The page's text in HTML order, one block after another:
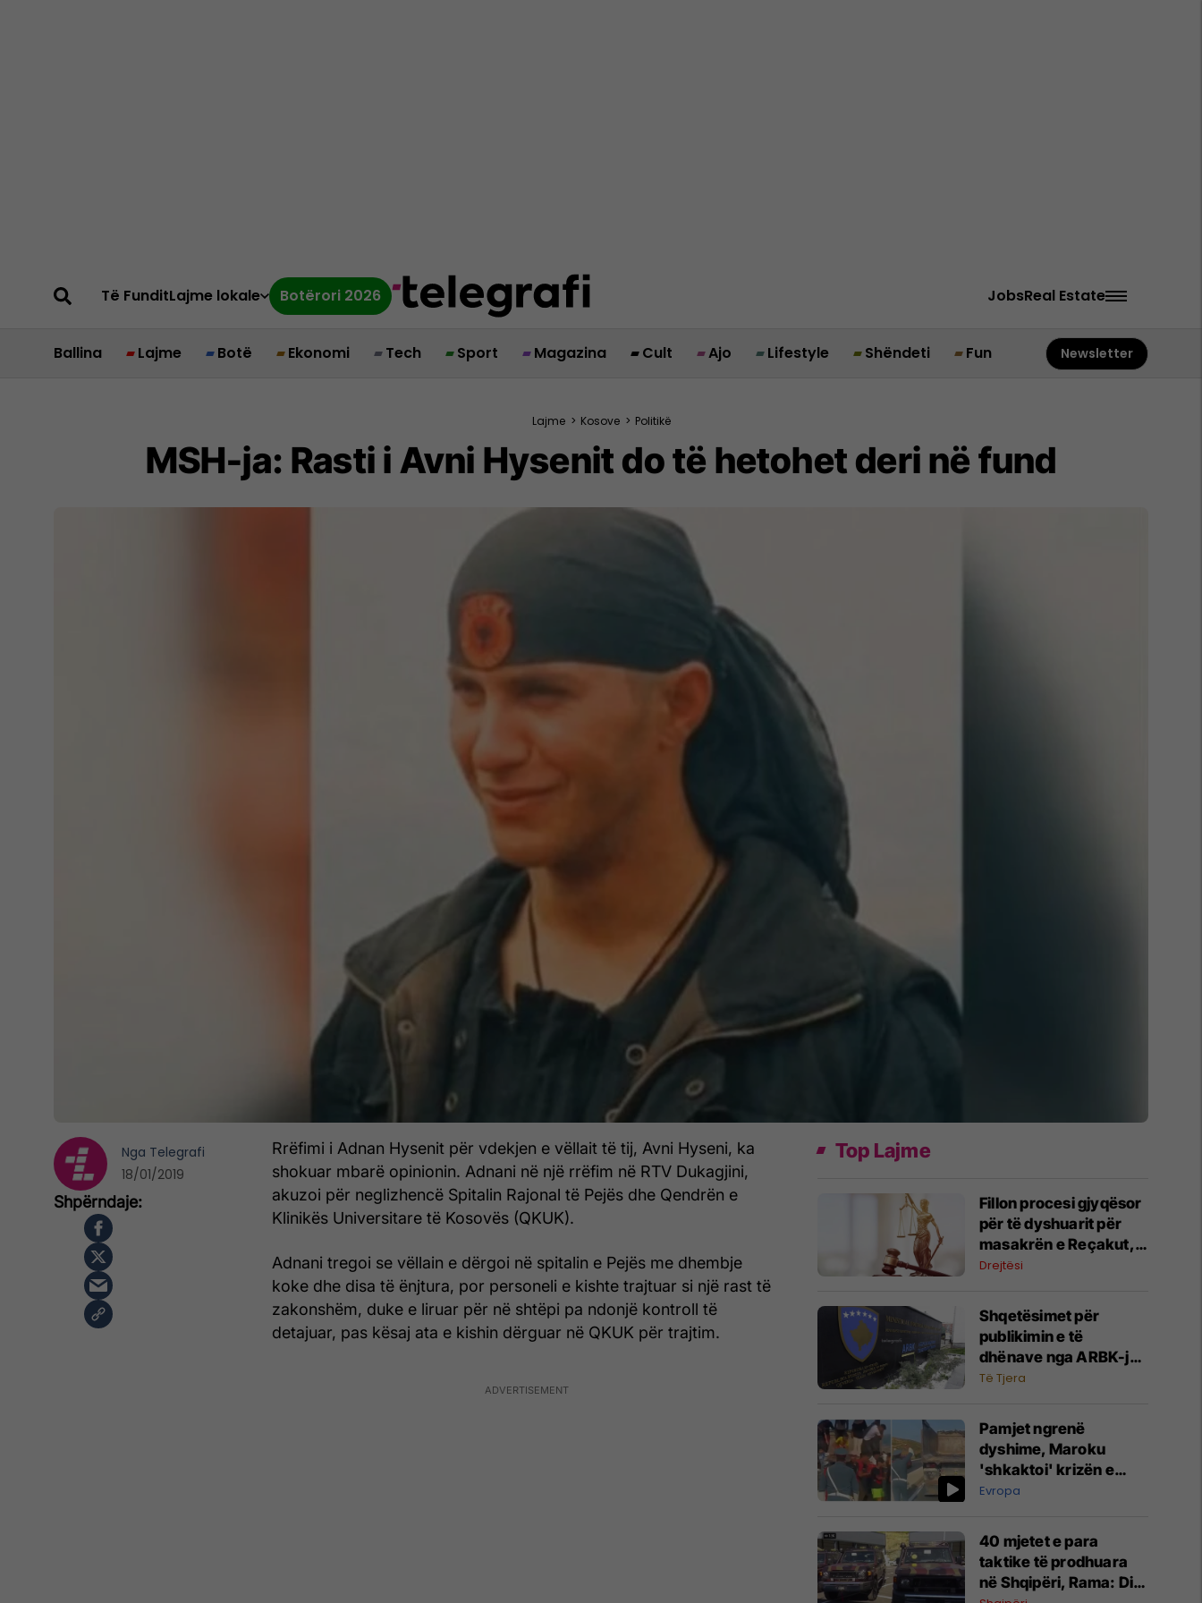
Të FunditLajme lokale Botërori 2026 JobsReal Estate
Ballina Lajme Botë Ekonomi Tech Sport Magazina Cult Ajo Lifestyle Shëndeti Fun Newsletter
Lajme > Kosove > Politikë
MSH-ja: Rasti i Avni Hysenit do të hetohet deri në fund
Rrëfimi i Adnan Hysenit për vdekjen e vëllait të tij, Avni Hyseni, ka
shokuar mbarë opinionin. Adnani në një rrëfim në RTV Dukagjini,
akuzoi për neglizhencë Spitalin Rajonal të Pejës dhe Qendrën e
Klinikës Universitare të Kosovës (QKUK).
Adnani tregoi se vëllain e dërgoi në spitalin e Pejës me dhembje
koke dhe disa të ënjtura, por personeli e kishte trajtuar si një rast të
zakonshëm, duke e liruar për në shtëpi pa ndonjë kontroll të
detajuar, pas kësaj ata e kishin dërguar në QKUK për trajtim.
Nga Telegrafi
18/01/2019
Top Lajme
Fillon procesi gjyqësor
për të dyshuarit për
masakrën e Reçakut,
lexohet aktakuza me të
Drejtësi
Shqetësimet për
publikimin e të
dhënave nga ARBK-ja,
deklarohet MINTI
Të Tjera
Pamjet ngrenë
dyshime, Maroku
'shkaktoi' krizën e
migrantëve në Spanjë
Evropa
40 mjetet e para
taktike të prodhuara
në Shqipëri, Rama: Ditë